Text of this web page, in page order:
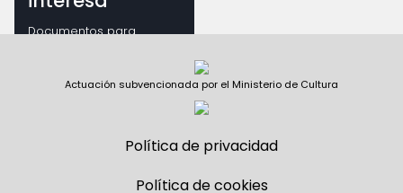
Documentos para
Actuación subvencionada por el Ministerio de Cultura
Política de privacidad
Política de cookies